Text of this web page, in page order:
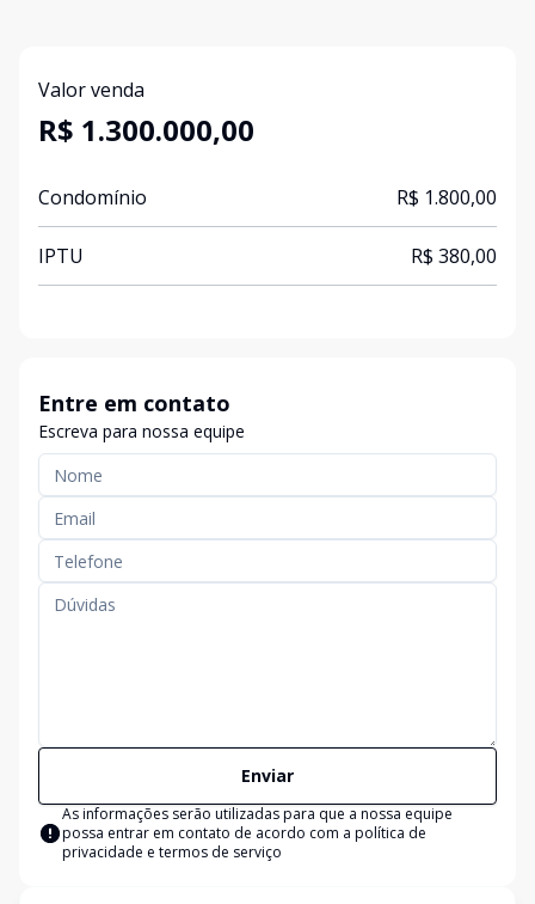
Valor venda
R$ 1.300.000,00
Condomínio R$ 1.800,00
IPTU R$ 380,00
Entre em contato
Escreva para nossa equipe
Enviar
As informações serão utilizadas para que a nossa equipe
possa entrar em contato de acordo com a política de
privacidade e termos de serviço